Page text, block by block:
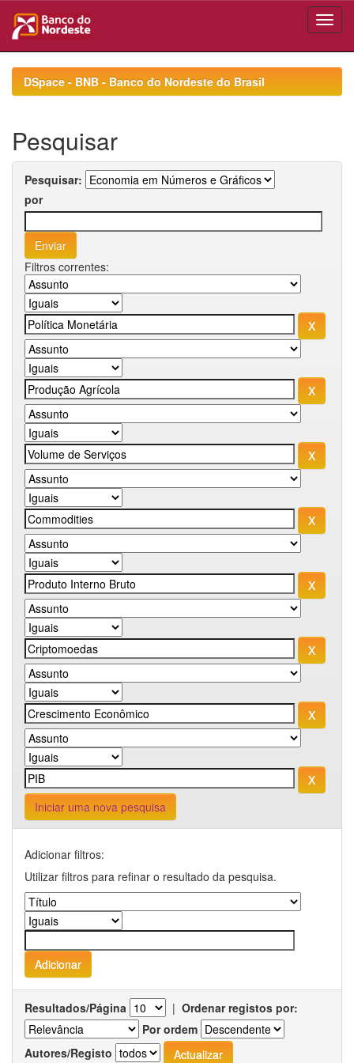
navigationDSpace - BNB - Banco do Nordeste do Brasil
Pesquisar
Pesquisar:
por
Filtros correntes:
Iniciar uma nova pesquisa
Adicionar filtros:
Utilizar filtros para refinar o resultado da pesquisa.
Resultados/Página | Ordenar registos por:
Por ordem
Autores/Registo